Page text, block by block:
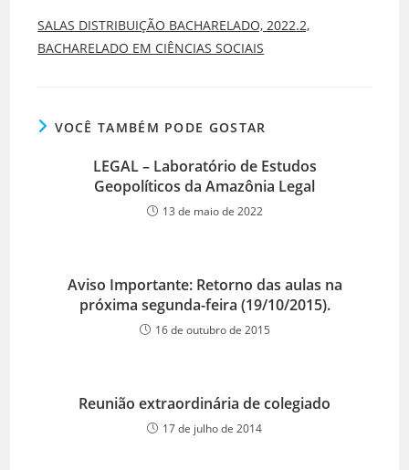
SALAS DISTRIBUIÇÃO BACHARELADO, 2022.2,
BACHARELADO EM CIÊNCIAS SOCIAIS
VOCÊ TAMBÉM PODE GOSTAR
LEGAL – Laboratório de Estudos
Geopolíticos da Amazônia Legal
13 de maio de 2022
Aviso Importante: Retorno das aulas na
próxima segunda-feira (19/10/2015).
16 de outubro de 2015
Reunião extraordinária de colegiado
17 de julho de 2014